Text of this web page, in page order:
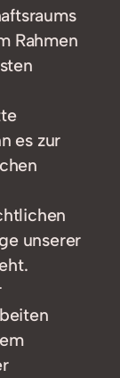
Rahmen
es zur
unserer